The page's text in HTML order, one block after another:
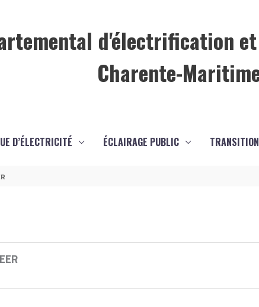
d'électrification
Charente-
D’ÉLECTRICITÉ ÉCLAIRAGE PUBLIC